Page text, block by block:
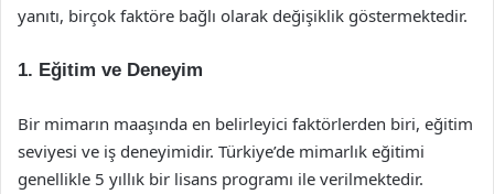
yanıtı, birçok faktöre bağlı olarak değişiklik göstermektedir.
1. Eğitim ve Deneyim
Bir mimarın maaşında en belirleyici faktörlerden biri, eğitim
seviyesi ve iş deneyimidir. Türkiye’de mimarlık eğitimi
genellikle 5 yıllık bir lisans programı ile verilmektedir.